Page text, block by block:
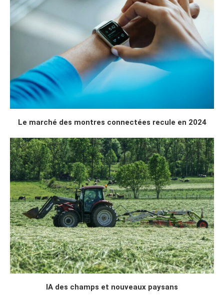
Le marché des montres connectées recule en 2024
IA des champs et nouveaux paysans